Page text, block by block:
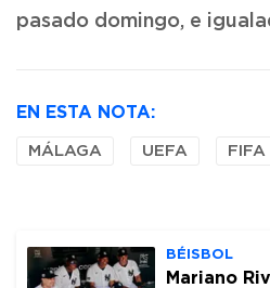
pasado domingo, e
EN ESTA NOTA:
MÁLAGA UEFA FIFA
BÉISBOL
Mariano